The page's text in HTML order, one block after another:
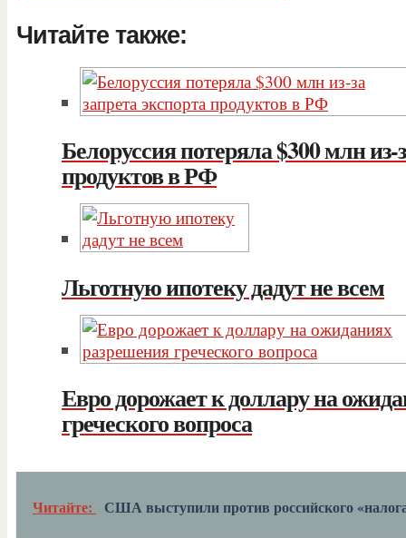
Читайте также:
Белоруссия потеряла $300 млн из-
продуктов в РФ
Льготную ипотеку дадут не всем
Евро дорожает к доллару на
греческого вопроса
Читайте: США выступили против российского